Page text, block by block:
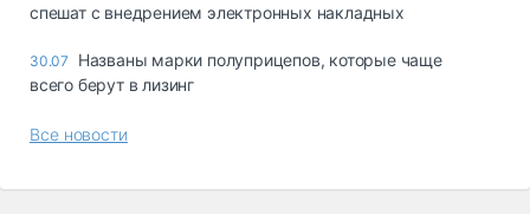
спешат с внедрением электронных накладных
30.07
Названы марки полуприцепов, которые чаще
всего берут в лизинг
Все новости